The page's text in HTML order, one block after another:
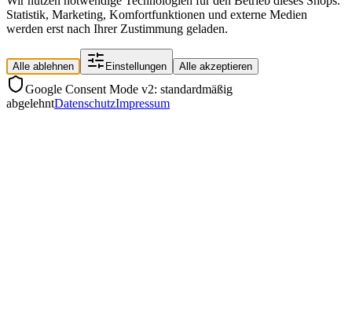
Statistik, Marketing, Komfortfunktionen und externe Medien
werden erst nach Ihrer Zustimmung geladen.
Alle ablehnen Einstellungen Alle akzeptieren
Google Consent Mode v2: standardmäßig
abgelehntDatenschutzImpressum